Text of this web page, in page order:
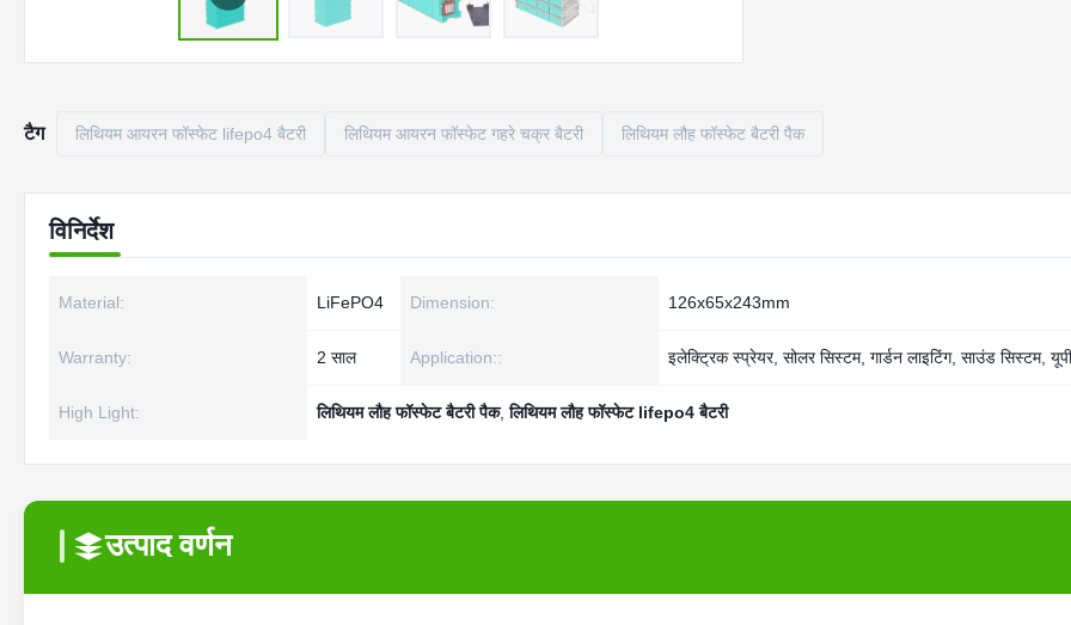
टैग लिथियम आयरन फॉस्फेट lifepo4 बैटरी लिथियम आयरन फॉस्फेट गहरे चक्र बैटरी लिथियम लौह फॉस्फेट बैटरी पैक
विनिर्देश
Material: LiFePO4 Dimension: 126x65x243mm
Warranty: 2 साल Application:: इलेक्ट्रिक स्प्रेयर, सोलर सिस्टम, गार्डन लाइटिंग, साउंड सिस्टम,
High Light: लिथियम लौह फॉस्फेट बैटरी पैक,लिथियम लौह फॉस्फेट lifepo4 बैटरी
उत्पाद वर्णन